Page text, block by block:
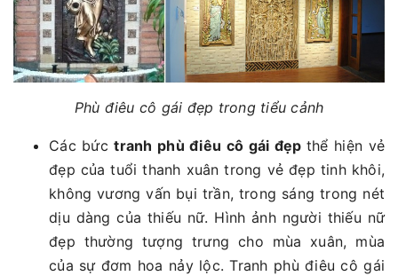
Phù điêu cô gái đẹp trong tiểu cảnh
Các bứctranh phù điêu cô gái đẹp thể hiện vẻ
đẹp của tuổi thanh xuân trong vẻ đẹp tinh khôi,
không vương vấn bụi trần, trong sáng trong nét
dịu dàng của thiếu nữ. Hình ảnh người thiếu nữ
đẹp thường tượng trưng cho mùa xuân, mùa
của sự đơm hoa nảy lộc. Tranh phù điêu cô gái